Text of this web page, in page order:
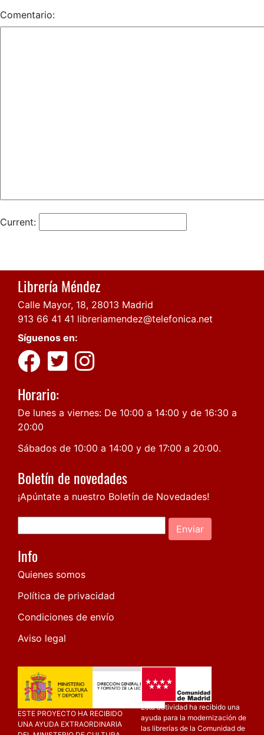
Comentario:
Current:
Librería Méndez
Calle Mayor, 18, 28013 Madrid
913 66 41 41 libreriamendez@telefonica.net
Síguenos en:
Horario:
De lunes a viernes: De 10:00 a 14:00 y de 16:30 a
20:00
Sábados de 10:00 a 14:00 y de 17:00 a 20:00.
Boletín de novedades
¡Apúntate a nuestro Boletín de Novedades!
Enviar
Info
Quienes somos
Política de privacidad
Condiciones de envío
Aviso legal
ESTE PROYECTO HA RECIBIDO
UNA AYUDA EXTRAORDINARIA
Esta actividad ha recibido una
ayuda para la modernización de
las librerías de la Comunidad de